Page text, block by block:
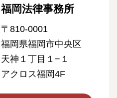
福岡法律事務所
〒810-0001
福岡県福岡市中央区
天神１丁目１−１
アクロス福岡4F